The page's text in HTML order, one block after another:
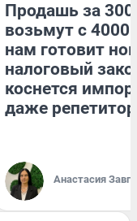
Продашь за
возьмут с
нам готовит
налоговый
коснется
даже
Анастасия